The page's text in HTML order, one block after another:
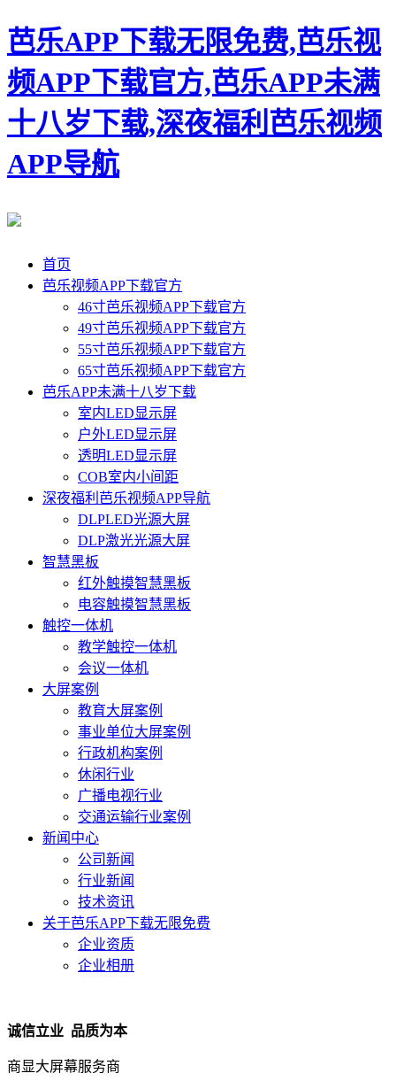
芭乐APP下载无限免费,芭乐视
频APP下载官方,芭乐APP未满
十八岁下载,深夜福利芭乐视频
APP导航
首页
芭乐视频APP下载官方
46寸芭乐视频APP下载官方
49寸芭乐视频APP下载官方
55寸芭乐视频APP下载官方
65寸芭乐视频APP下载官方
芭乐APP未满十八岁下载
室内LED显示屏
户外LED显示屏
透明LED显示屏
COB室内小间距
深夜福利芭乐视频APP导航
DLPLED光源大屏
DLP激光光源大屏
智慧黑板
红外触摸智慧黑板
电容触摸智慧黑板
触控一体机
教学触控一体机
会议一体机
大屏案例
教育大屏案例
事业单位大屏案例
行政机构案例
休闲行业
广播电视行业
交通运输行业案例
新闻中心
公司新闻
行业新闻
技术资讯
关于芭乐APP下载无限免费
企业资质
企业相册
诚信立业 品质为本
商显大屏幕服务商